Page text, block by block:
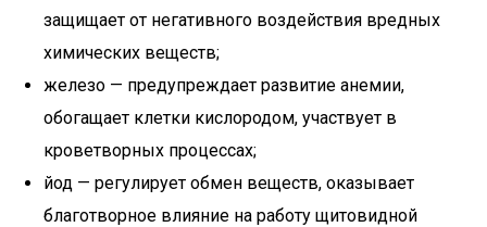
защищает от негативного воздействия вредных
химических веществ;
железо — предупреждает развитие анемии,
обогащает клетки кислородом, участвует в
кроветворных процессах;
йод — регулирует обмен веществ, оказывает
благотворное влияние на работу щитовидной